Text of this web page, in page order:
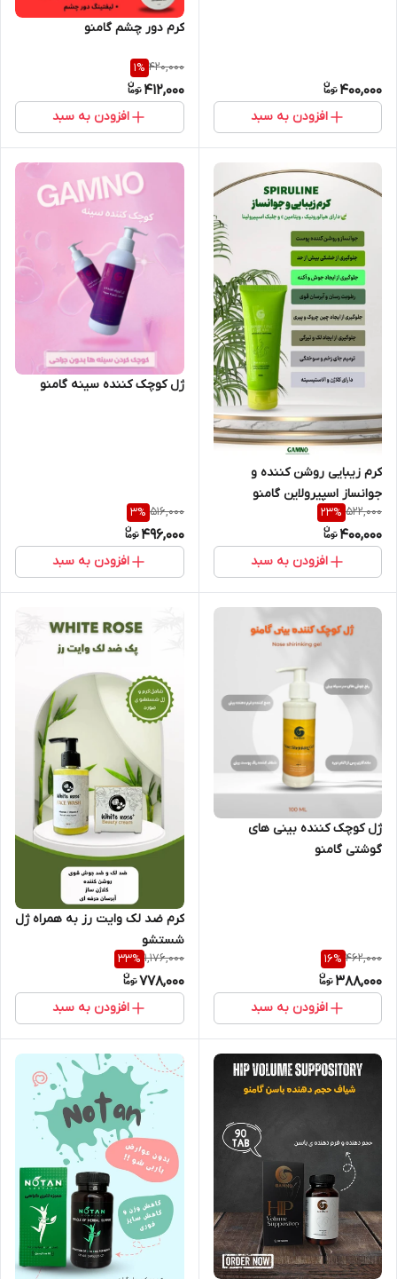
400,000
افزودن به سبد
کرم دور چشم گامنو
420,000
1%
412,000
افزودن به سبد
کرم زیبایی روشن کننده و
جوانساز اسپیرولاین گامنو
522,000
23%
400,000
افزودن به سبد
ژل کوچک کننده سینه گامنو
516,000
3%
496,000
افزودن به سبد
ژل کوچک کننده بینی های
گوشتی گامنو
462,000
16%
388,000
افزودن به سبد
کرم ضد لک وایت رز به همراه ژل
شستشو
1,176,000
33%
778,000
افزودن به سبد